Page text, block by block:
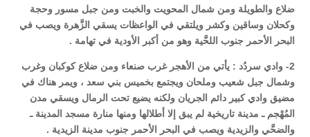
ضلاع والطويلة ومن شمال المحويت والخبت ومن جبل مسور وحجة
وكحلان وساقين وكشر ويلتقي في الواعظات يسقي الزَّهرة ويصب في
البحر الأحمر جنوب اللحَّية وهو من أكبر الأودية في تهامة .
2- وادي سردُد : يأتي من الأهجر غرب صنعاء ومن ضلاع كوكبان وغرب
وشمال جبل شعيب وملحان ويجتمع بخميس بني سعد ، ويمر هناك في
مضيق وادي كبير دائم الجريان ولكنه يضيع تحت الرمال ويسقي مدن
المُهْجم ـ مدينة تاريخية لم يبق إلا أطلالها ومنها منارة مسجد المدينة ـ
والضحَّي والزيدية ويصب في البحر الأحمر جنوب مدينة الزيدية .